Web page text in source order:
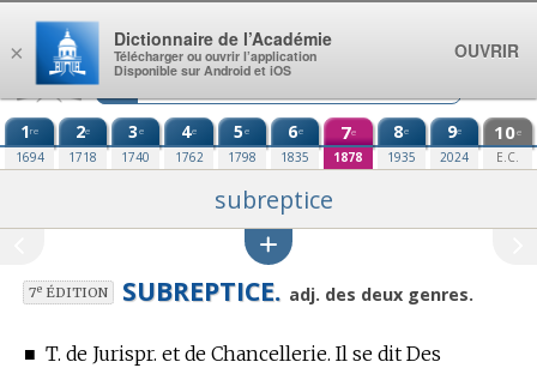
Aller au contenu
1re
1694
2e
1718
3e
1740
4e
1762
5e
1798
6e
1835
7e
1878
8e
1935
9e
2024
10e
E.C.
subreptice
7eÉDITION SUBREPTICE. adj. des deux genres.
■ T. de Jurispr. et de Chancellerie. Il se dit Des
×
Dictionnaire de l’Académie
Télécharger ou ouvrir l’application
Disponible sur Android et iOS
OUVRIR